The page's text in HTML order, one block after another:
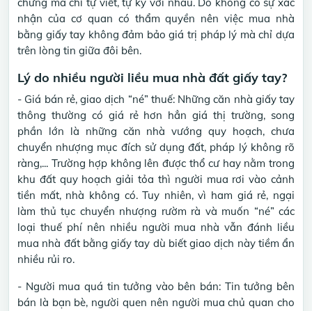
nhận của cơ quan có thẩm quyền nên việc mua nhà
bằng giấy tay không đảm bảo giá trị pháp lý mà chỉ dựa
trên lòng tin giữa đôi bên.
Lý do nhiều người liều mua nhà đất giấy tay?
- Giá bán rẻ, giao dịch “né” thuế: Những căn nhà giấy tay
thông thường có giá rẻ hơn hẳn giá thị trường, song
phần lớn là những căn nhà vướng quy hoạch, chưa
chuyển nhượng mục đích sử dụng đất, pháp lý không rõ
ràng,... Trường hợp không lên được thổ cư hay nằm trong
khu đất quy hoạch giải tỏa thì người mua rơi vào cảnh
tiền mất, nhà không có. Tuy nhiên, vì ham giá rẻ, ngại
làm thủ tục chuyển nhượng rườm rà và muốn “né” các
loại thuế phí nên nhiều người mua nhà vẫn đánh liều
mua nhà đất bằng giấy tay dù biết giao dịch này tiềm ẩn
nhiều rủi ro.
- Người mua quá tin tưởng vào bên bán: Tin tưởng bên
bán là bạn bè, người quen nên người mua chủ quan cho